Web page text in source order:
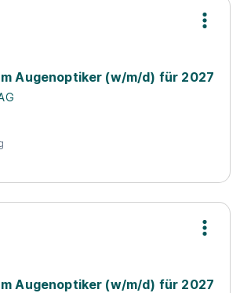
Augenoptiker (w/m/d) für 2027
Augenoptiker (w/m/d) für 2027